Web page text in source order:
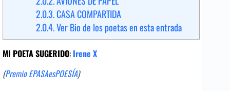
2.0.3.CASA COMPARTIDA
2.0.4.Ver Bio de los poetas en esta entrada
MI POETA SUGERIDO: Irene X
(Premio EPASAesPOESÍA)